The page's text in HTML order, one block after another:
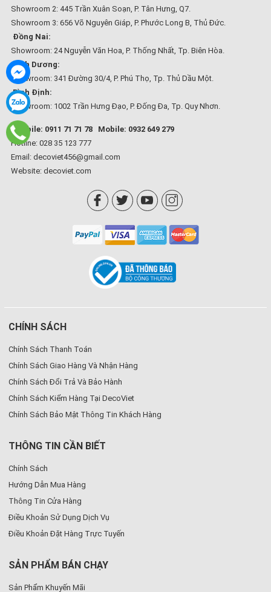
Showroom 2: 445 Trần Xuân Soạn, P. Tân Hưng, Q7.
Showroom 3: 656 Võ Nguyên Giáp, P. Phước Long B, Thủ Đức.
Đồng Nai:
Showroom: 24 Nguyễn Văn Hoa, P. Thống Nhất, Tp. Biên Hòa.
Bình Dương:
Showroom: 341 Đường 30/4, P. Phú Thọ, Tp. Thủ Dầu Một.
Bình Định:
Showroom: 1002 Trần Hưng Đạo, P. Đống Đa, Tp. Quy Nhơn.
Mobile: 0911 71 71 78
Mobile: 0932 649 279
Hotline: 028 35 123 777
Email: decoviet456@gmail.com
Website: decoviet.com
CHÍNH SÁCH
Chính Sách Thanh Toán
Chính Sách Giao Hàng Và Nhận Hàng
Chính Sách Đổi Trả Và Bảo Hành
Chính Sách Kiểm Hàng Tại DecoViet
Chính Sách Bảo Mật Thông Tin Khách Hàng
THÔNG TIN CẦN BIẾT
Chính Sách
Hướng Dẫn Mua Hàng
Thông Tin Cửa Hàng
Điều Khoản Sử Dụng Dịch Vụ
Điều Khoản Đặt Hàng Trực Tuyến
SẢN PHẨM BÁN CHẠY
Sản Phẩm Khuyến Mãi